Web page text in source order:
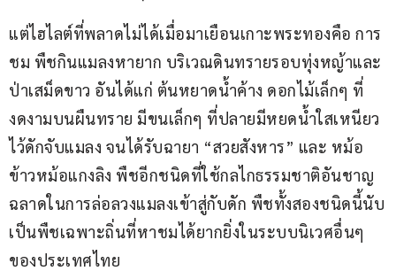
แต่ไฮไลต์ที่พลาดไม่ได้เมื่อมาเยือนเกาะพระทองคือ การ
ชม พืชกินแมลงหายาก บริเวณดินทรายรอบทุ่งหญ้าและ
ป่าเสม็ดขาว อันได้แก่ ต้นหยาดน้ำค้าง ดอกไม้เล็กๆ ที่
งดงามบนผืนทราย มีขนเล็กๆ ที่ปลายมีหยดน้ำใสเหนียว
ไว้ดักจับแมลง จนได้รับฉายา “สวยสังหาร” และ หม้อ
ข้าวหม้อแกงลิง พืชอีกชนิดที่ใช้กลไกธรรมชาติอันชาญ
ฉลาดในการล่อลวงแมลงเข้าสู่กับดัก พืชทั้งสองชนิดนี้นับ
เป็นพืชเฉพาะถิ่นที่หาชมได้ยากยิ่งในระบบนิเวศอื่นๆ
ของประเทศไทย